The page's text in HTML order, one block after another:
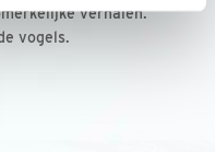
verhalen.
vogels.